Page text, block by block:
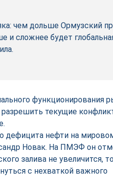
чем дольше Ормузский
и сложнее будет
функционирования
разрешить текущие
дефицита нефти на
Новак. На ПМЭФ он
залива не увеличится,
с нехваткой важного